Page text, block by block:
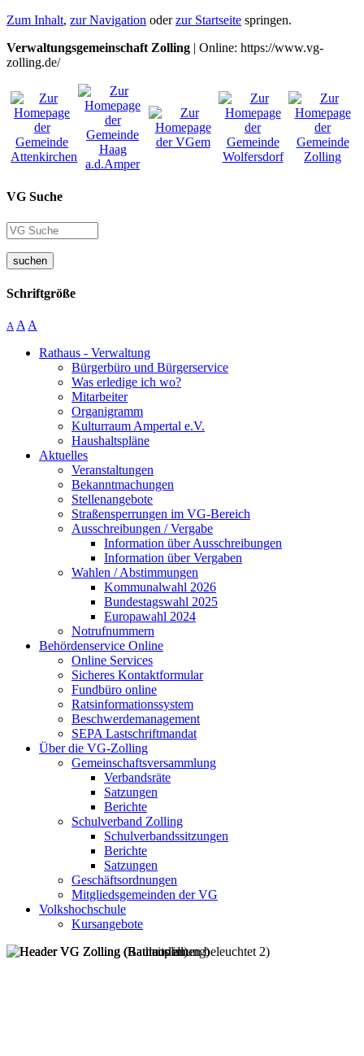
Zum Inhalt, zur Navigation oderzur Startseite springen.
Verwaltungsgemeinschaft Zolling | Online: https://www.vg-
zolling.de/
VG Suche
suchen
Schriftgröße
A A A
Rathaus - Verwaltung
Bürgerbüro und Bürgerservice
Was erledige ich wo?
Mitarbeiter
Organigramm
Kulturraum Ampertal e.V.
Haushaltspläne
Aktuelles
Veranstaltungen
Bekanntmachungen
Stellenangebote
Straßensperrungen im VG-Bereich
Ausschreibungen / Vergabe
Information über Ausschreibungen
Information über Vergaben
Wahlen / Abstimmungen
Kommunalwahl 2026
Bundestagswahl 2025
Europawahl 2024
Notrufnummern
Behördenservice Online
Online Services
Sicheres Kontaktformular
Fundbüro online
Ratsinformationssystem
Beschwerdemanagement
SEPA Lastschriftmandat
Über die VG-Zolling
Gemeinschaftsversammlung
Verbandsräte
Satzungen
Berichte
Schulverband Zolling
Schulverbandssitzungen
Berichte
Satzungen
Geschäftsordnungen
Mitgliedsgemeinden der VG
Volkshochschule
Kursangebote